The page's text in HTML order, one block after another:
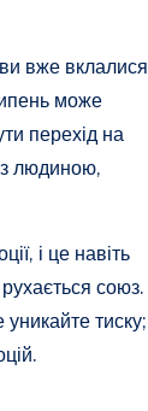
вже вклалися
може
перехід на
з людиною,
і це навіть
союз.
тиску;